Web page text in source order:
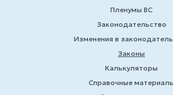
Пленумы ВС
Законодательство
Изменения в
Законы
Калькуляторы
Справочные